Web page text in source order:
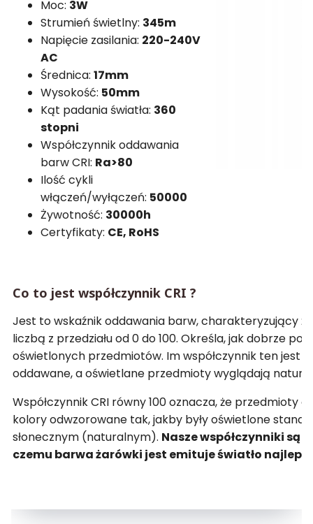
Moc: 3W
Strumień świetlny: 345m
Napięcie zasilania: 220-240V
AC
Średnica: 17mm
Wysokość: 50mm
Kąt padania światła: 360
stopni
Współczynnik oddawania
barw CRI: Ra>80
Ilość cykli
włączeń/wyłączeń: 50000
Żywotność: 30000h
Certyfikaty: CE, RoHS
Co to jest współczynnik CRI ?
Jest to wskaźnik oddawania barw, charakteryzujący
liczbą z przedziału od 0 do 100. Określa, jak dobrze
oświetlonych przedmiotów. Im współczynnik ten jest
oddawane, a oświetlane przedmioty wyglądają
Współczynnik CRI równy 100 oznacza, że przedmioty
kolory odwzorowane tak, jakby były oświetlone
słonecznym (naturalnym). Nasze współczynniki są
czemu barwa żarówki jest emituje światło